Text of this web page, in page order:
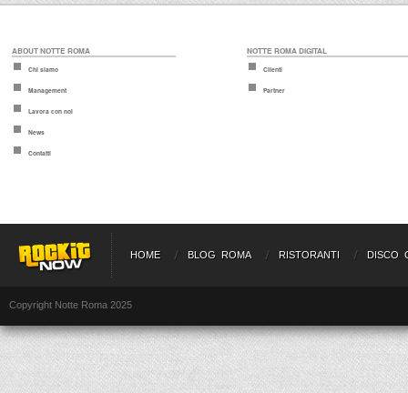
ABOUT NOTTE ROMA
Chi siamo
Management
Lavora con noi
News
Contatti
NOTTE ROMA DIGITAL
Clienti
Partner
HOME BLOG ROMA RISTORANTI DISCO
Copyright Notte Roma 2025